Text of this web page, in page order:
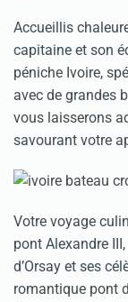
Accueillis
capitaine et son
péniche Ivoire,
avec de grandes
vous laisserons
savourant votre
Votre voyage
pont Alexandre
d’Orsay et ses
romantique pont